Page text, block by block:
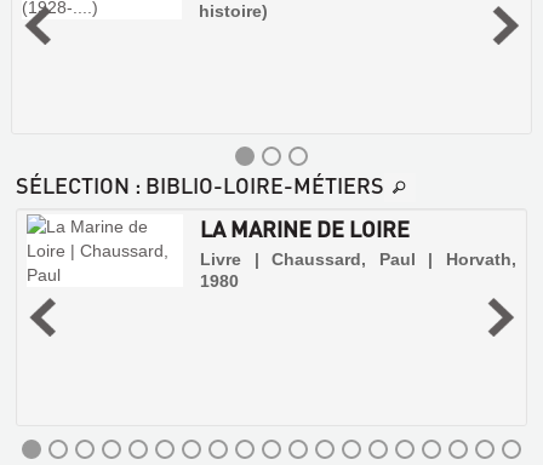
histoire)
SÉLECTION : BIBLIO-LOIRE-MÉTIERS
LA MARINE DE LOIRE
Livre | Chaussard, Paul | Horvath,
1980